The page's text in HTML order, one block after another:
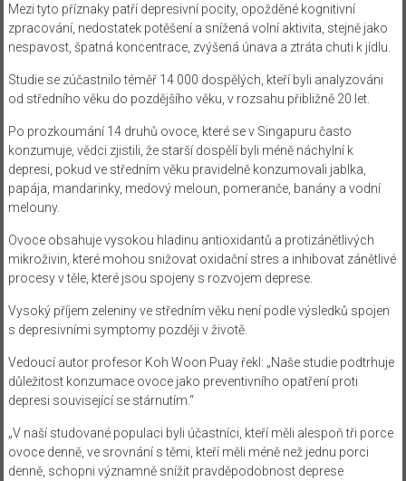
Mezi tyto příznaky patří depresivní pocity, opožděné kognitivní
zpracování, nedostatek potěšení a snížená volní aktivita, stejně jako
nespavost, špatná koncentrace, zvýšená únava a ztráta chuti k jídlu.
Studie se zúčastnilo téměř 14 000 dospělých, kteří byli analyzováni
od středního věku do pozdějšího věku, v rozsahu přibližně 20 let.
Po prozkoumání 14 druhů ovoce, které se v Singapuru často
konzumuje, vědci zjistili, že starší dospělí byli méně náchylní k
depresi, pokud ve středním věku pravidelně konzumovali jablka,
papája, mandarinky, medový meloun, pomeranče, banány a vodní
melouny.
Ovoce obsahuje vysokou hladinu antioxidantů a protizánětlivých
mikroživin, které mohou snižovat oxidační stres a inhibovat zánětlivé
procesy v těle, které jsou spojeny s rozvojem deprese.
Vysoký příjem zeleniny ve středním věku není podle výsledků spojen
s depresivními symptomy později v životě.
Vedoucí autor profesor Koh Woon Puay řekl: „Naše studie podtrhuje
důležitost konzumace ovoce jako preventivního opatření proti
depresi související se stárnutím.“
„V naší studované populaci byli účastníci, kteří měli alespoň tři porce
ovoce denně, ve srovnání s těmi, kteří měli méně než jednu porci
denně, schopni významně snížit pravděpodobnost deprese